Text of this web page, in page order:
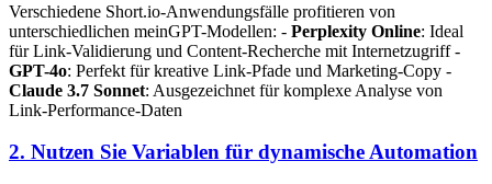
Verschiedene Short.io-Anwendungsfälle profitieren von
unterschiedlichen meinGPT-Modellen: - Perplexity Online: Ideal
für Link-Validierung und Content-Recherche mit Internetzugriff -
GPT-4o: Perfekt für kreative Link-Pfade und Marketing-Copy -
Claude 3.7 Sonnet: Ausgezeichnet für komplexe Analyse von
Link-Performance-Daten
2. Nutzen Sie Variablen für dynamische Automation